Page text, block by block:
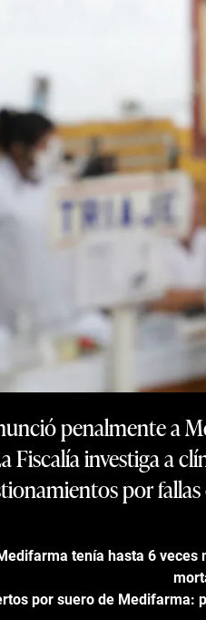
penalmente a
Fiscalía investiga a
por
tenía hasta 6 veces
por suero de Medifarma: